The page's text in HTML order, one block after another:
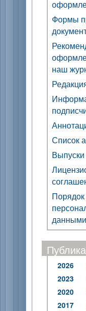
Формы
наш
Список
Выпуски
данными
2026
2023
2020
2017